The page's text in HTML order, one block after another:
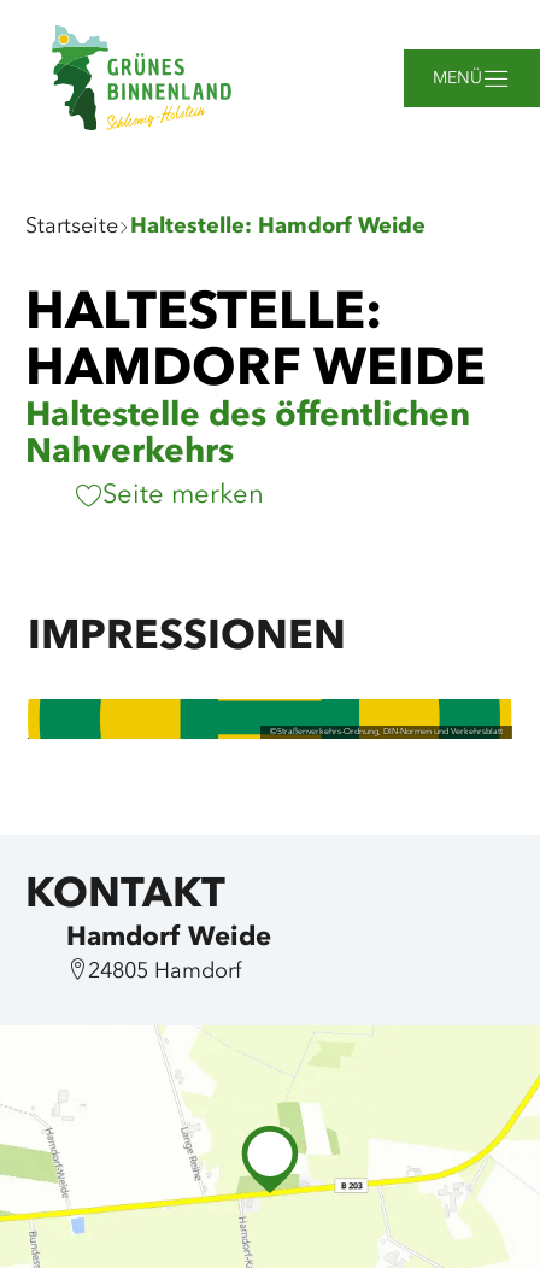
MENÜ
Sie
sind
Startseite Haltestelle: Hamdorf Weide
HALTESTELLE:
HAMDORF WEIDE
Haltestelle des öffentlichen
Nahverkehrs
Seite merken
IMPRESSIONEN
©Straßenverkehrs-Ordnung, DIN-Normen und Verkehrsblatt
KONTAKT
Hamdorf Weide
24805 Hamdorf